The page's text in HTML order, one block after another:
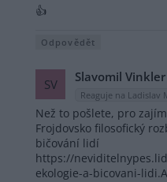
👍
Odpovědět
SV Slavomil Vinkler
Reaguje na Ladislav
Než to pošlete, pro
Frojdovsko filosofický
bičování lidí
https://
ekologie-a-bicovani-